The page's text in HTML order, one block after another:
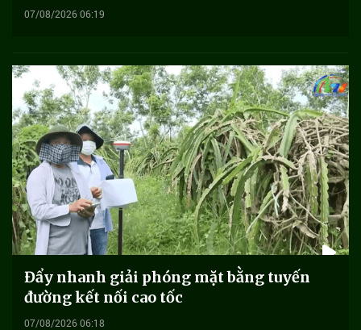
07/08/2026 06:19
Đẩy nhanh giải phóng mặt bằng tuyến
đường kết nối cao tốc
07/08/2026 06:18